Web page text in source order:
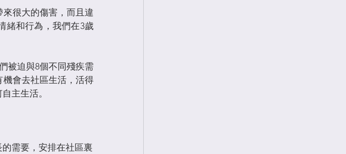
很大的傷害，而且違
緒和行為，我們在3歲
被迫與8個不同殘疾需
會去社區生活，活得
主生活。
需要，安排在社區裏